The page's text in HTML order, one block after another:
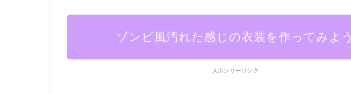
ゾンビ風汚れた感じの衣装を作ってみよう
スポンサーリンク